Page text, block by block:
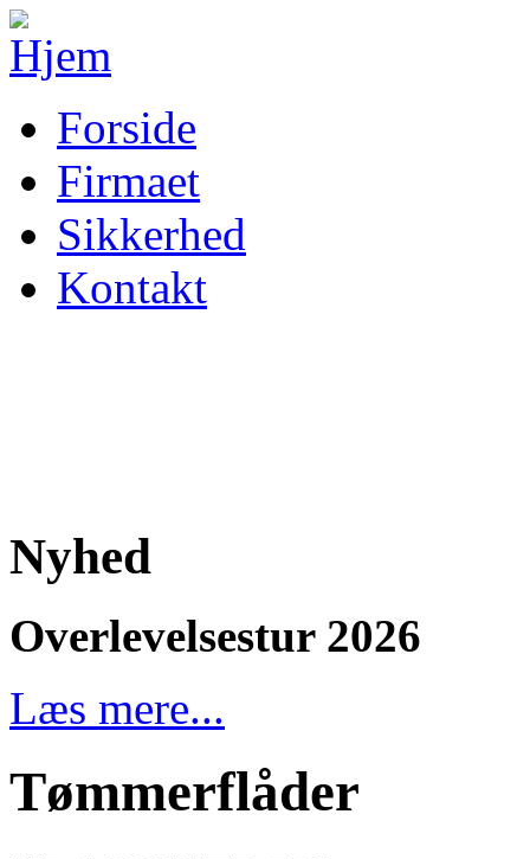
Forside
Firmaet
Sikkerhed
Kontakt
Nyhed
Overlevelsestur 2026
Læs mere...
Tømmerflåder